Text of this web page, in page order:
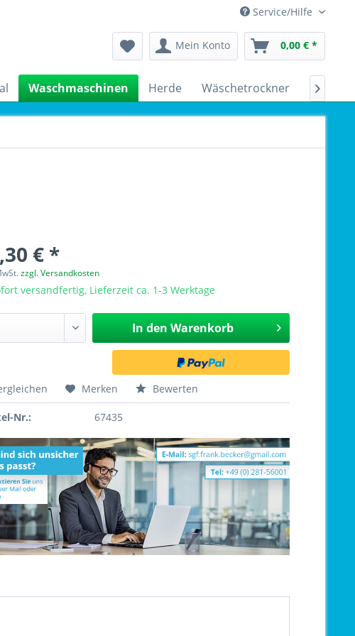
Service/Hilfe
Mein Konto 0,00 € *
Waschmaschinen Herde Wäschetrockner 
€ *
zzgl. Versandkosten
versandfertig, Lieferzeit ca. 1-3 Werktage
In den Warenkorb
Merken Bewerten
Nr.: 67435